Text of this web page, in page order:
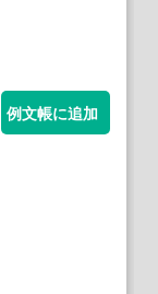
例文帳に追加